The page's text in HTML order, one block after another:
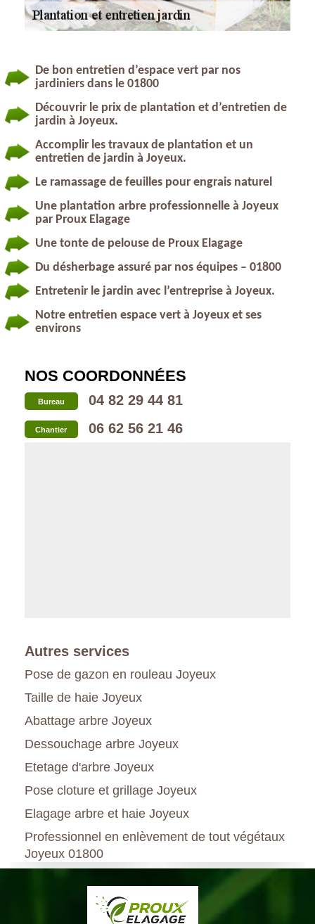
De bon entretien d’espace vert par nos
jardiniers dans le 01800
Découvrir le prix de plantation et d’entretien de
jardin à Joyeux.
Accomplir les travaux de plantation et un
entretien de jardin à Joyeux.
Le ramassage de feuilles pour engrais naturel
Une plantation arbre professionnelle à Joyeux
par Proux Elagage
Une tonte de pelouse de Proux Elagage
Du désherbage assuré par nos équipes – 01800
Entretenir le jardin avec l’entreprise à Joyeux.
Notre entretien espace vert à Joyeux et ses
environs
NOS COORDONNÉES
Bureau 04 82 29 44 81
Chantier 06 62 56 21 46
Autres services
Pose de gazon en rouleau Joyeux
Taille de haie Joyeux
Abattage arbre Joyeux
Dessouchage arbre Joyeux
Etetage d'arbre Joyeux
Pose cloture et grillage Joyeux
Elagage arbre et haie Joyeux
Professionnel en enlèvement de tout végétaux
Joyeux 01800